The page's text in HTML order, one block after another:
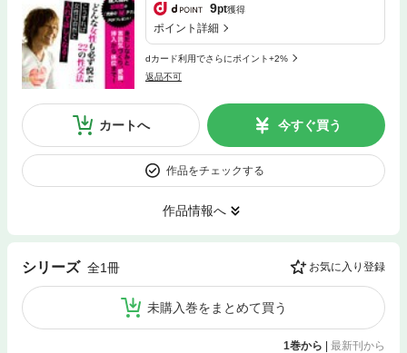
9pt獲得
ポイント詳細
dカード利用でさらにポイント+2%
返品不可
カートへ 今すぐ買う
作品をチェックする
作品情報へ
シリーズ 全1冊 お気に入り登録
未購入巻をまとめて買う
1巻から | 最新刊から